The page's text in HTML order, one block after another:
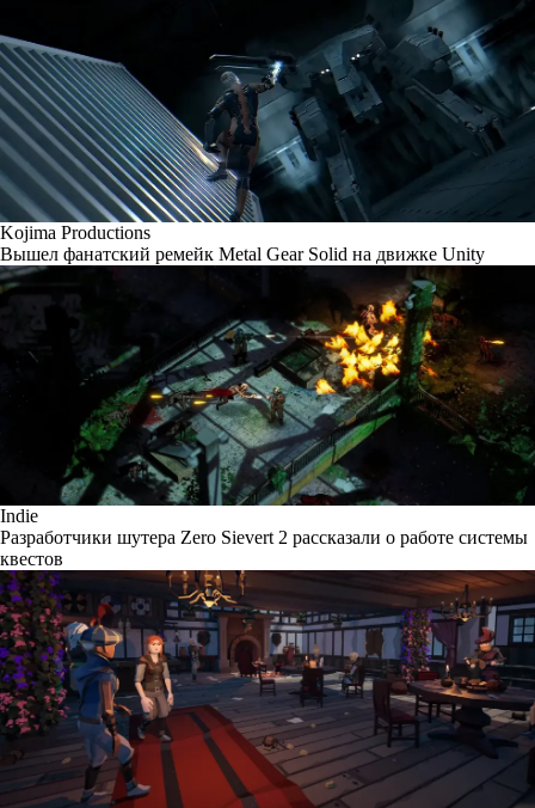
Kojima Productions
Вышел фанатский ремейк Metal Gear Solid на движке Unity
Indie
Разработчики шутера Zero Sievert 2 рассказали о работе системы
квестов